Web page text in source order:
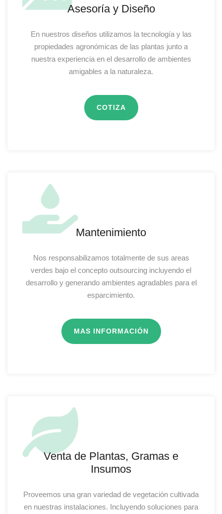
Asesoría y Diseño
En nuestros diseños utilizamos la tecnología y las
propiedades agronómicas de las plantas junto a
nuestra experiencia en el desarrollo de ambientes
amigables a la naturaleza.
COTIZA
Mantenimiento
Nos responsabilizamos totalmente de sus areas
verdes bajo el concepto outsourcing incluyendo el
desarrollo y generando ambientes agradables para el
esparcimiento.
MAS INFORMACIÓN
Venta de Plantas, Gramas e
Insumos
Proveemos una gran variedad de vegetación cultivada
en nuestras instalaciones. Incluyendo soluciones para